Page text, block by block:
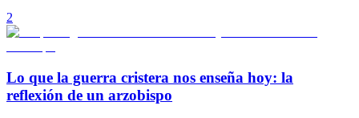
2
Lo que la guerra cristera nos enseña hoy: la
reflexión de un arzobispo